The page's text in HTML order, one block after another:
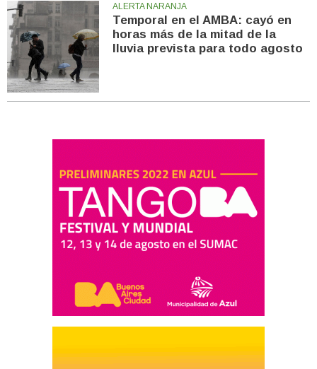
ALERTA NARANJA
Temporal en el AMBA: cayó en
horas más de la mitad de la
lluvia prevista para todo agosto